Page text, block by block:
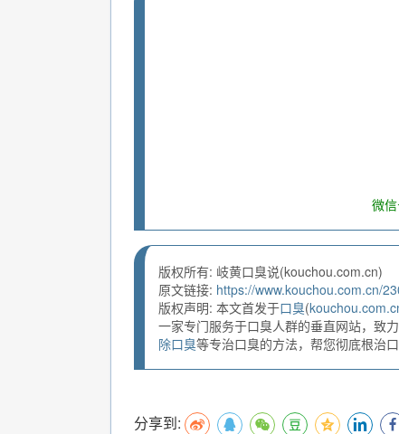
微
版权所有: 岐黄口臭说(kouchou.com.cn)
原文链接: https://www.kouchou.com.cn/
版权声明: 本文首发于口臭(
一家专门服务于口臭人群的垂直网站，致
除口臭等专治口臭的方法，帮您彻底根治
分享到: